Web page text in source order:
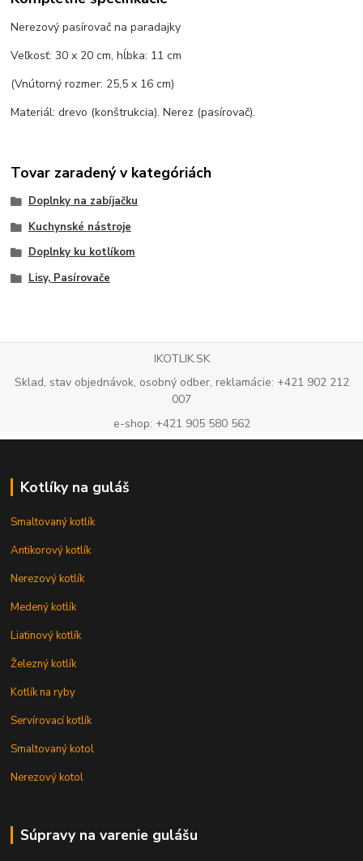
Nerezový pasírovač na paradajky
Veľkosť: 30 x 20 cm, hĺbka: 11 cm
(Vnútorný rozmer: 25,5 x 16 cm)
Materiál: drevo (konštrukcia). Nerez (pasírovač).
Tovar zaradený v kategóriách
Doplnky na zabíjačku
Kuchynské nástroje
Doplnky ku kotlíkom
Lisy, Pasírovače
IKOTLIK.SK
Sklad, stav objednávok, osobný odber, reklamácie: +421 902 212
007
e-shop: +421 905 580 562
Kotlíky na guláš
Smaltovaný kotlík
Antikorový kotlík
Nerezový kotlík
Medený kotlík
Liatinový kotlík
Železný kotlík
Kotlík na ryby
Servírovací kotlík
Smaltovaný kotol
Nerezový kotol
Súpravy na varenie gulášu